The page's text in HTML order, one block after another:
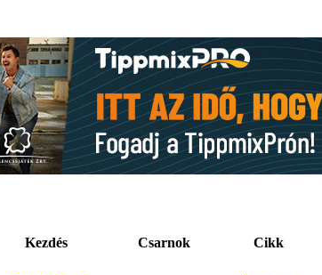
Kezdés Csarnok Cikk